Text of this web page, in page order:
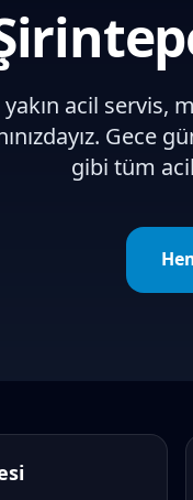
yakın acil servis,
Gece
gibi tüm